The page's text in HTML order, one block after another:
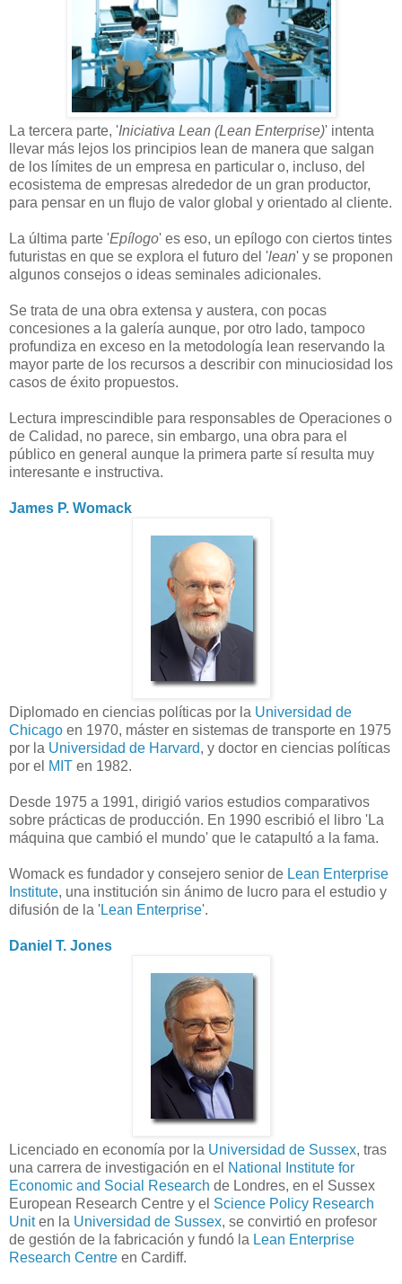
La tercera parte, 'Iniciativa Lean (Lean Enterprise)' intenta
llevar más lejos los principios lean de manera que salgan
de los límites de un empresa en particular o, incluso, del
ecosistema de empresas alrededor de un gran productor,
para pensar en un flujo de valor global y orientado al cliente.
La última parte 'Epílogo' es eso, un epílogo con ciertos tintes
futuristas en que se explora el futuro del 'lean' y se proponen
algunos consejos o ideas seminales adicionales.
Se trata de una obra extensa y austera, con pocas
concesiones a la galería aunque, por otro lado, tampoco
profundiza en exceso en la metodología lean reservando la
mayor parte de los recursos a describir con minuciosidad los
casos de éxito propuestos.
Lectura imprescindible para responsables de Operaciones o
de Calidad, no parece, sin embargo, una obra para el
público en general aunque la primera parte sí resulta muy
interesante e instructiva.
James P. Womack
Diplomado en ciencias políticas por la Universidad de
Chicago en 1970, máster en sistemas de transporte en 1975
por la Universidad de Harvard, y doctor en ciencias políticas
por el MIT en 1982.
Desde 1975 a 1991, dirigió varios estudios comparativos
sobre prácticas de producción. En 1990 escribió el libro 'La
máquina que cambió el mundo' que le catapultó a la fama.
Womack es fundador y consejero senior de Lean Enterprise
Institute, una institución sin ánimo de lucro para el estudio y
difusión de la 'Lean Enterprise'.
Daniel T. Jones
Licenciado en economía por la Universidad de Sussex, tras
una carrera de investigación en el National Institute for
Economic and Social Research de Londres, en el Sussex
European Research Centre y el Science Policy Research
Uniten la Universidad de Sussex, se convirtió en profesor
de gestión de la fabricación y fundó la Lean Enterprise
Research Centre en Cardiff.